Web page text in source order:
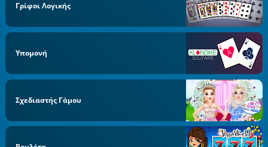
Γρίφοι Λογικής
Υπομονή
Σχεδιαστής Γάμου